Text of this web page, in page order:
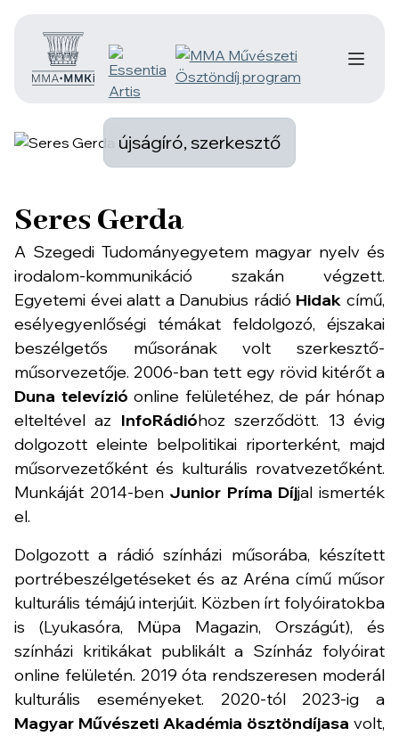
újságíró, szerkesztő
Seres Gerda
A Szegedi Tudományegyetem magyar nyelv és
irodalom-kommunikáció szakán végzett.
Egyetemi évei alatt a Danubius rádió Hidak című,
esélyegyenlőségi témákat feldolgozó, éjszakai
beszélgetős műsorának volt szerkesztő-
műsorvezetője. 2006-ban tett egy rövid kitérőt a
Duna televízió online felületéhez, de pár hónap
elteltével az InfoRádióhoz szerződött. 13 évig
dolgozott eleinte belpolitikai riporterként, majd
műsorvezetőként és kulturális rovatvezetőként.
Munkáját 2014-ben Junior Príma Díjjal ismerték
el.
Dolgozott a rádió színházi műsorába, készített
portrébeszélgetéseket és az Aréna című műsor
kulturális témájú interjúit. Közben írt folyóiratokba
is (Lyukasóra, Müpa Magazin, Országút), és
színházi kritikákat publikált a Színház folyóirat
online felületén. 2019 óta rendszeresen moderál
kulturális eseményeket. 2020-tól 2023-ig a
Magyar Művészeti Akadémia ösztöndíjasa volt,